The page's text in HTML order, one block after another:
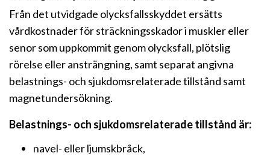
Från det utvidgade olycksfallsskyddet ersätts
vårdkostnader för sträckningsskador i muskler eller
senor som uppkommit genom olycksfall, plötslig
rörelse eller ansträngning, samt separat angivna
belastnings- och sjukdomsrelaterade tillstånd samt
magnetundersökning.
Belastnings- och sjukdomsrelaterade tillstånd är:
navel- eller ljumskbråck,